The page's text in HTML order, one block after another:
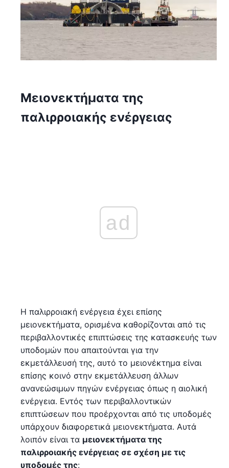
Μειονεκτήματα της
παλιρροιακής ενέργειας
ad
Η παλιρροιακή ενέργεια έχει επίσης
μειονεκτήματα, ορισμένα καθορίζονται από τις
περιβαλλοντικές επιπτώσεις της κατασκευής των
υποδομών που απαιτούνται για την
εκμετάλλευσή της, αυτό το μειονέκτημα είναι
επίσης κοινό στην εκμετάλλευση άλλων
ανανεώσιμων πηγών ενέργειας όπως η αιολική
ενέργεια. Εντός των περιβαλλοντικών
επιπτώσεων που προέρχονται από τις υποδομές
υπάρχουν διαφορετικά μειονεκτήματα. Αυτά
λοιπόν είναι τα μειονεκτήματα της
παλιρροιακής ενέργειας σε σχέση με τις
υποδομές της: